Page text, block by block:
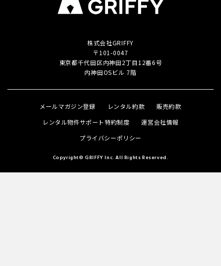
株式会社GRIFFY
〒101-0047
東京都千代田区内神田2丁目12番6号
内神田OSビル 7階
メールマガジン登録 レンタル約款
販売約款
レンタル物件サポート特約制度
運営会社情報
プライバシーポリシー
Copyright© GRIFFY Inc. All Rights Reserved.